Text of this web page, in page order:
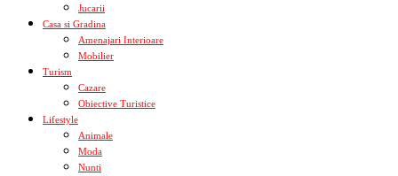
Jucarii
Casa si Gradina
Amenajari Interioare
Mobilier
Turism
Cazare
Obiective Turistice
Lifestyle
Animale
Moda
Nunti